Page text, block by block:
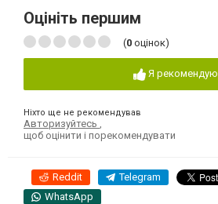
Оцініть першим
(0 оцінок)
Я рекомендую
Ніхто ще не рекомендував
Авторизуйтесь
щоб оцінити і порекомендувати
Reddit Telegram
WhatsApp